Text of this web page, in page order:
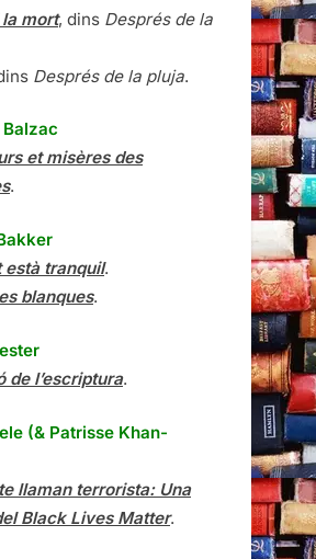
la mort, dins Després de la
Després de la pluja.
Balzac
et misères des
.
està tranquil.
blanques.
de l’escriptura.
(& Patrisse Khan-
llaman terrorista: Una
Black Lives Matter.